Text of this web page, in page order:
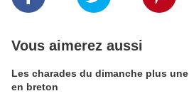
Vous aimerez aussi
Les charades du dimanche plus une
en breton